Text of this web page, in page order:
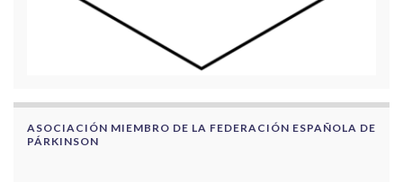
ASOCIACIÓN MIEMBRO DE LA FEDERACIÓN ESPAÑOLA DE
PÁRKINSON